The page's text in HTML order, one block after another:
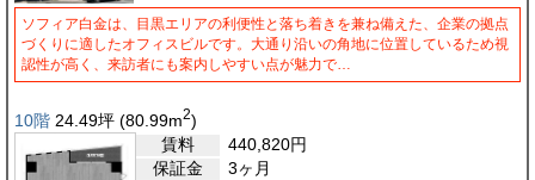
ソフィア白金は、目黒エリアの利便性と落ち着きを兼ね備えた、企業の拠点
づくりに適したオフィスビルです。大通り沿いの角地に位置しているため視
認性が高く、来訪者にも案内しやすい点が魅力で…
10階 24.49坪 (80.99m2)
賃料
440,820円
保証金
3ヶ月